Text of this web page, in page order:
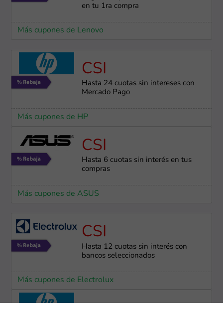
en tu 1ra compra
Más cupones de Lenovo
CSI
Hasta 24 cuotas sin intereses con
Mercado Pago
Más cupones de HP
CSI
Hasta 6 cuotas sin interés en tus
compras
Más cupones de ASUS
CSI
Hasta 12 cuotas sin interés con
bancos seleccionados
Más cupones de Electrolux